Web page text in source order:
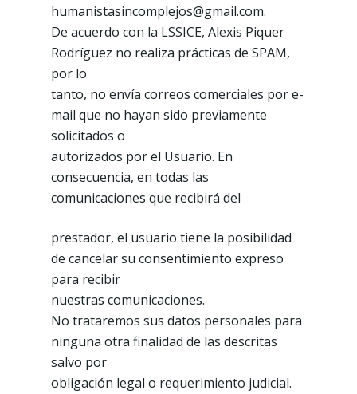
humanistasincomplejos@gmail.com.
De acuerdo con la LSSICE, Alexis Piquer
Rodríguez no realiza prácticas de SPAM,
por lo
tanto, no envía correos comerciales por e-
mail que no hayan sido previamente
solicitados o
autorizados por el Usuario. En
consecuencia, en todas las
comunicaciones que recibirá del
prestador, el usuario tiene la posibilidad
de cancelar su consentimiento expreso
para recibir
nuestras comunicaciones.
No trataremos sus datos personales para
ninguna otra finalidad de las descritas
salvo por
obligación legal o requerimiento judicial.